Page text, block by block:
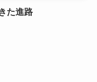
た進路